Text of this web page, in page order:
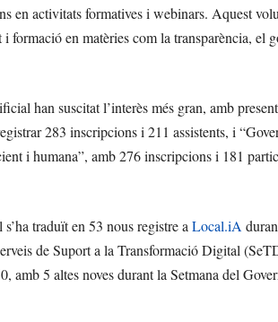
en activitats formatives i webinars. Aquest
formació en matèries com la transparència, el
han suscitat l’interès més gran, amb
283 inscripcions i 211 assistents, i
i humana”, amb 276 inscripcions i 181
traduït en 53 nous registre aLocal.iA
de Suport a la Transformació Digital
amb 5 altes noves durant la Setmana del